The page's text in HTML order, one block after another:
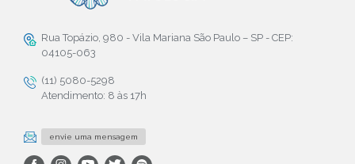
Rua Topázio, 980 - Vila Mariana São Paulo – SP - CEP:
04105-063
(11) 5080-5298
Atendimento: 8 às 17h
envie uma mensagem